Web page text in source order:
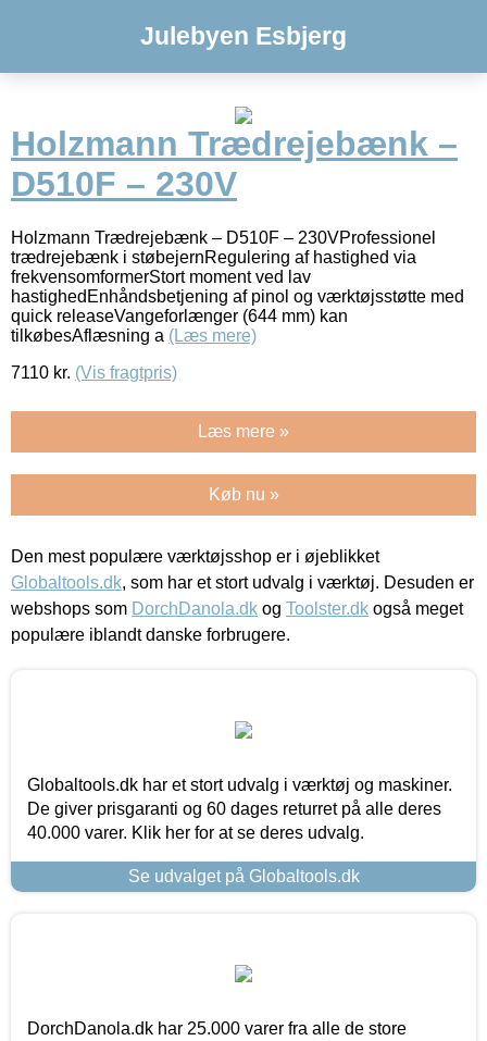
Julebyen Esbjerg
Holzmann Trædrejebænk –
D510F – 230V
Holzmann Trædrejebænk – D510F – 230VProfessionel
trædrejebænk i støbejernRegulering af hastighed via
frekvensomformerStort moment ved lav
hastighedEnhåndsbetjening af pinol og værktøjsstøtte med
quick releaseVangeforlænger (644 mm) kan
tilkøbesAflæsning a (Læs mere)
7110 kr. (Vis fragtpris)
Læs mere »
Køb nu »
Den mest populære værktøjsshop er i øjeblikket
Globaltools.dk, som har et stort udvalg i værktøj. Desuden er
webshops som DorchDanola.dk og Toolster.dk også meget
populære iblandt danske forbrugere.
Globaltools.dk har et stort udvalg i værktøj og maskiner.
De giver prisgaranti og 60 dages returret på alle deres
40.000 varer. Klik her for at se deres udvalg.
Se udvalget på Globaltools.dk
DorchDanola.dk har 25.000 varer fra alle de store